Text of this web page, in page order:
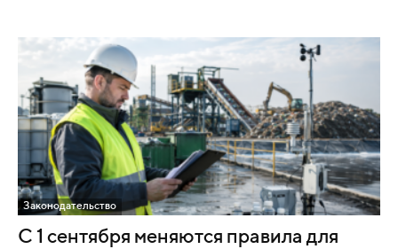
Законодательство
С 1 сентября меняются правила для